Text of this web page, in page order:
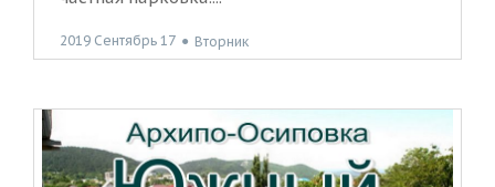
2019 Сентябрь 17 ● Вторник